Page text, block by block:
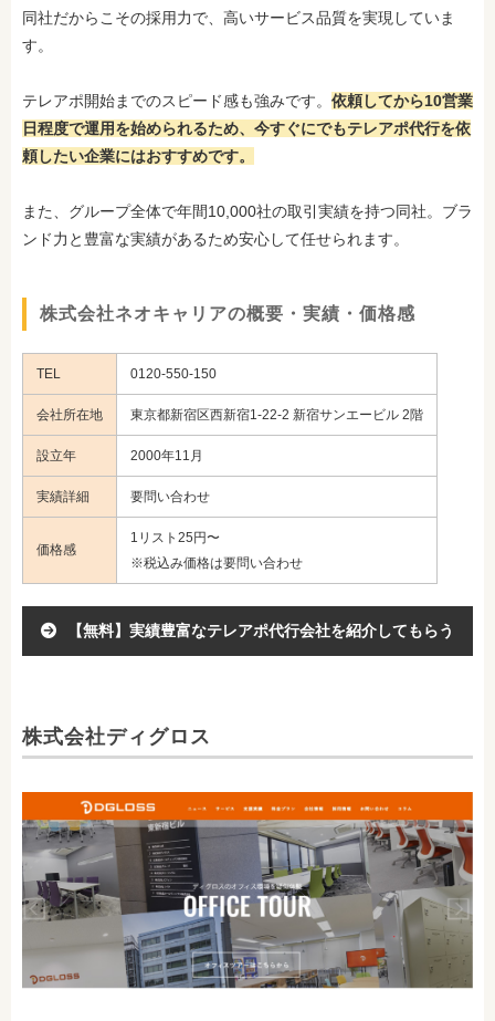
同社だからこその採用力で、高いサービス品質を実現していま
す。
テレアポ開始までのスピード感も強みです。 依頼してから10営業
日程度で運用を始められるため、今すぐにでもテレアポ代行を依
頼したい企業にはおすすめです。
また、グループ全体で年間10,000社の取引実績を持つ同社。ブラ
ンド力と豊富な実績があるため安心して任せられます。
株式会社ネオキャリアの概要・実績・価格感
TEL 0120-550-150
会社所在地 東京都新宿区西新宿1-22-2 新宿サンエービル 2階
設立年 2000年11月
実績詳細 要問い合わせ
価格感
1リスト25円〜
※税込み価格は要問い合わせ
【無料】実績豊富なテレアポ代行会社を紹介してもらう
株式会社ディグロス